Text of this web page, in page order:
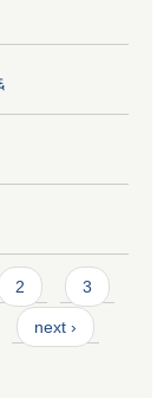
2 3
next ›